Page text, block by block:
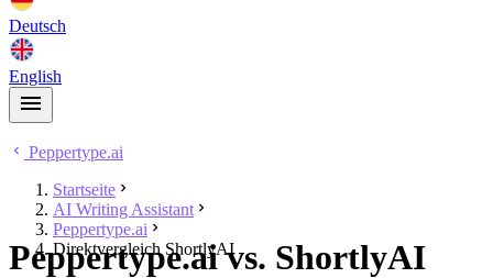
Deutsch
English
Peppertype.ai
Startseite
AI Writing Assistant
Peppertype.ai
Direktvergleich ShortlyAI
Peppertype.ai vs. ShortlyAI